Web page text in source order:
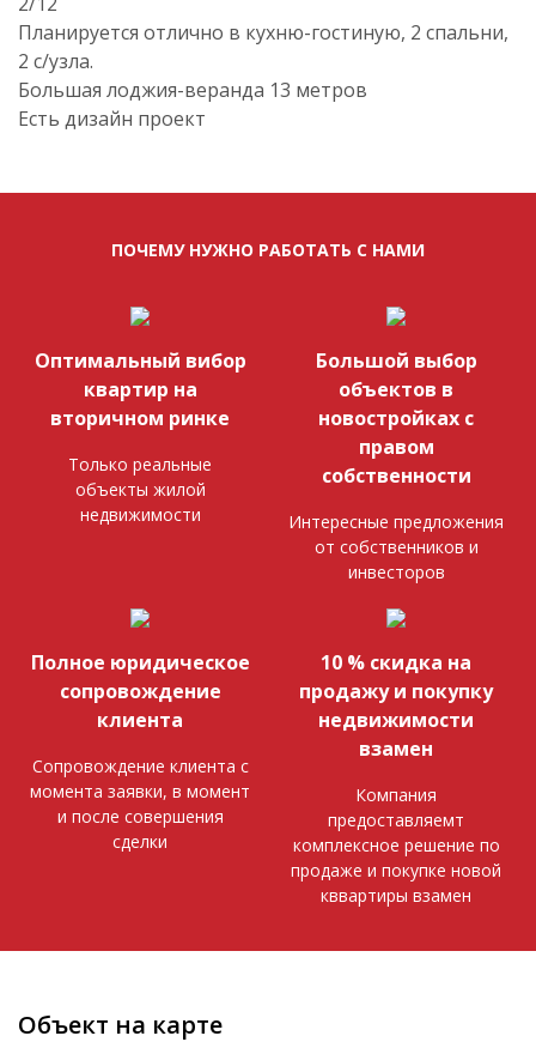
Планируется отлично в кухню-гостиную, 2 спальни,
2 с/узла.
Большая лоджия-веранда 13 метров
Есть дизайн проект
ПОЧЕМУ НУЖНО РАБОТАТЬ С НАМИ
Оптимальный вибор
квартир на
вторичном ринке
Только реальные
объекты жилой
недвижимости
Большой выбор
объектов в
новостройках с
правом
собственности
Интересные предложения
от собственников и
инвесторов
Полное юридическое
сопровождение
клиента
Сопровождение клиента с
момента заявки, в момент
и после совершения
сделки
10 % скидка на
продажу и покупку
недвижимости
взамен
Компания
предоставляемт
комплексное решение по
продаже и покупке новой
кввартиры взамен
Объект на карте